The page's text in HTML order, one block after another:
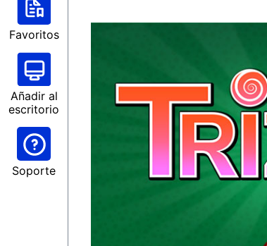
Favoritos
Añadir al
escritorio
Soporte